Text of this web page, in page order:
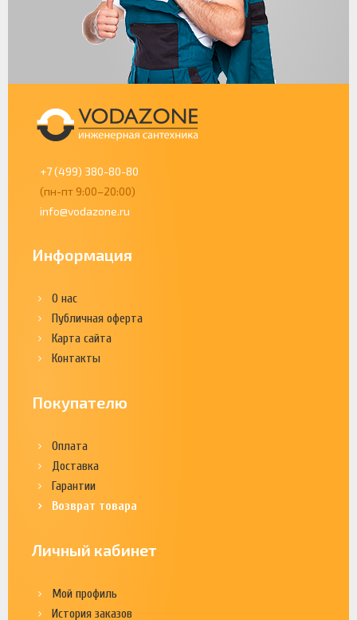
+7 (499) 380-80-80
(пн-пт 9:00–20:00)
info@vodazone.ru
Информация
О нас
Публичная оферта
Карта сайта
Контакты
Покупателю
Оплата
Доставка
Гарантии
Возврат товара
Личный кабинет
Мой профиль
История заказов